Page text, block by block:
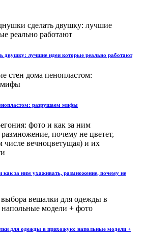
двушку: лучшие идеи которые реально работают
разрушаем мифы
как за ним ухаживать, размножение, почему не
для одежды в прихожую: напольные модели +